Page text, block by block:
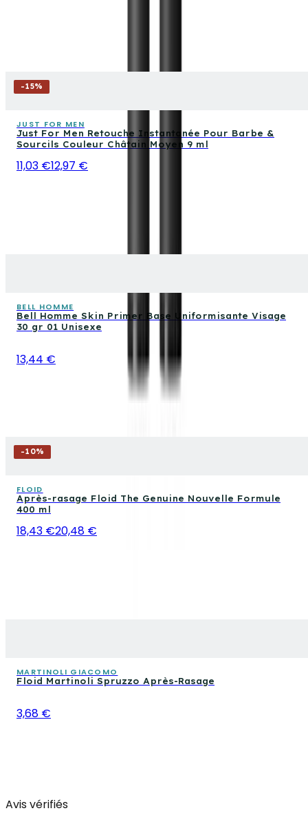
-15%
JUST FOR MEN
Just For Men Retouche Instantanée Pour Barbe &
Sourcils Couleur Châtain Moyen 9 ml
11,03 €12,97 €
BELL HOMME
Bell Homme Skin Primer Base Uniformisante Visage
30 gr 01 Unisexe
13,44 €
-10%
FLOID
Après-rasage Floid The Genuine Nouvelle Formule
400 ml
18,43 €20,48 €
MARTINOLI GIACOMO
Floid Martinoli Spruzzo Après-Rasage
3,68 €
Avis vérifiés